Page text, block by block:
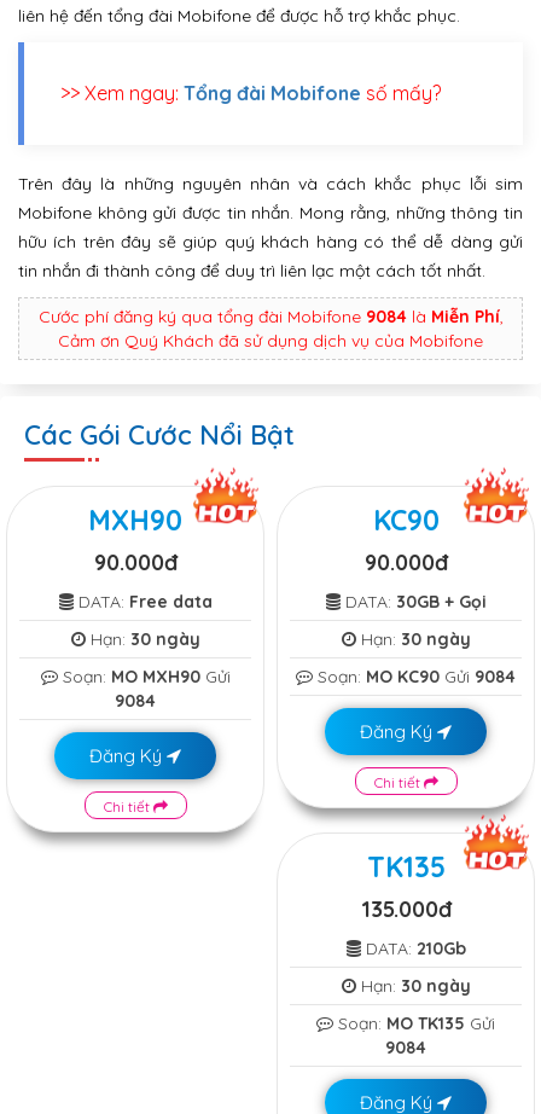
liên hệ đến tổng đài Mobifone để được hỗ trợ khắc phục.
>> Xem ngay: Tổng đài Mobifone số mấy?
Trên đây là những nguyên nhân và cách khắc phục lỗi sim
Mobifone không gửi được tin nhắn. Mong rằng, những thông tin
hữu ích trên đây sẽ giúp quý khách hàng có thể dễ dàng gửi
tin nhắn đi thành công để duy trì liên lạc một cách tốt nhất.
Cước phí đăng ký qua tổng đài Mobifone 9084là Miễn Phí,
Cảm ơn Quý Khách đã sử dụng dịch vụ của Mobifone
Các Gói Cước Nổi Bật
MXH90
90.000đ
DATA: Free data
Hạn: 30 ngày
Soạn: MO MXH90Gửi
9084
Đăng Ký
Chi tiết
KC90
90.000đ
DATA: 30GB + Gọi
Hạn: 30 ngày
Soạn: MO KC90 Gửi 9084
Đăng Ký
Chi tiết
TK135
135.000đ
DATA: 210Gb
Hạn: 30 ngày
Soạn: MO TK135 Gửi
9084
Đăng Ký